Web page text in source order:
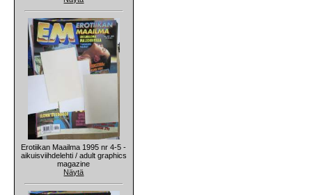
Erotiikan Maailma 1995 nr 4-5 -
aikuisviihdelehti / adult graphics
magazine
Näytä